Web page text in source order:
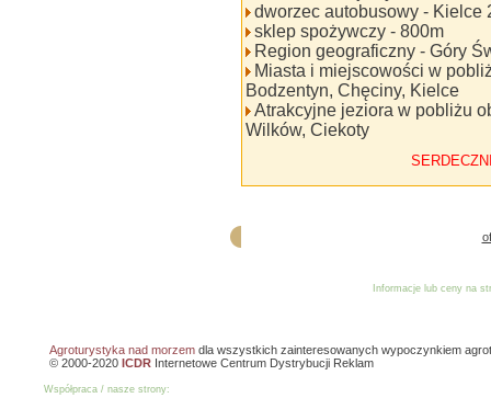
dworzec autobusowy - Kielce
sklep spożywczy - 800m
Region geograficzny - Góry
Miasta i miejscowości w
Bodzentyn, Chęciny, Kielce
Atrakcyjne jeziora w pobliżu
Wilków, Ciekoty
Informacje lub ceny na
Agroturystyka nad morzem dla wszystkich zainteresowanych wypoczynkiem
© 2000-2020 ICDR Internetowe Centrum Dystrybucji Reklam
Współpraca / nasze strony: